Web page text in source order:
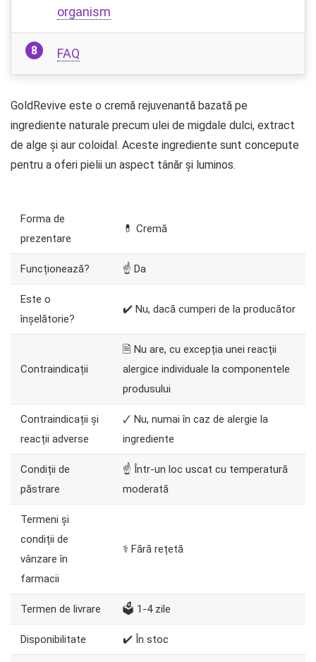
organism
FAQ
GoldRevive este o cremă rejuvenantă bazată pe
ingrediente naturale precum ulei de migdale dulci, extract
de alge și aur coloidal. Aceste ingrediente sunt concepute
pentru a oferi pielii un aspect tânăr și luminos.
Forma de
prezentare
💊 Cremă
Funcționează? ☝ Da
Este o
înșelătorie?
✔️ Nu, dacă cumperi de la producător
Contraindicații
🗎 Nu are, cu excepția unei reacții
alergice individuale la componentele
produsului
Contraindicații și
reacții adverse
🗸 Nu, numai în caz de alergie la
ingrediente
Condiții de
păstrare
☝ Într-un loc uscat cu temperatură
moderată
Termeni și
condiții de
vânzare în
farmacii
⚕️ Fără rețetă
Termen de livrare 🗳️ 1-4 zile
Disponibilitate ✔️ În stoc